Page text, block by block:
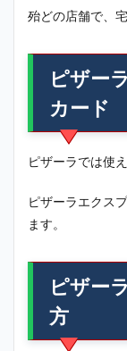
殆どの店舗で、
ピザー
カード
ピザーラでは使
ピザーラエクス
ます。
ピザー
方